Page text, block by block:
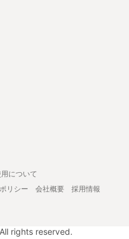
について
リシー 会社概要
採用情報
rights reserved.